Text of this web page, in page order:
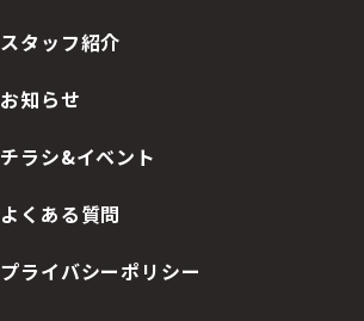
スタッフ紹介
お知らせ
チラシ&イベント
よくある質問
プライバシーポリシー